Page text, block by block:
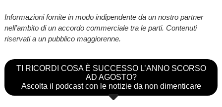
Informazioni fornite in modo indipendente da un nostro partner
nell’ambito di un accordo commerciale tra le parti. Contenuti
riservati a un pubblico maggiorenne.
TI RICORDI COSA È SUCCESSO L’ANNO SCORSO
AD AGOSTO?
Ascolta il podcast con le notizie da non dimenticare